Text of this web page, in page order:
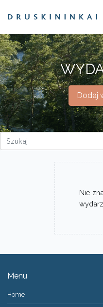
Dodaj
Nie
Menu
Home